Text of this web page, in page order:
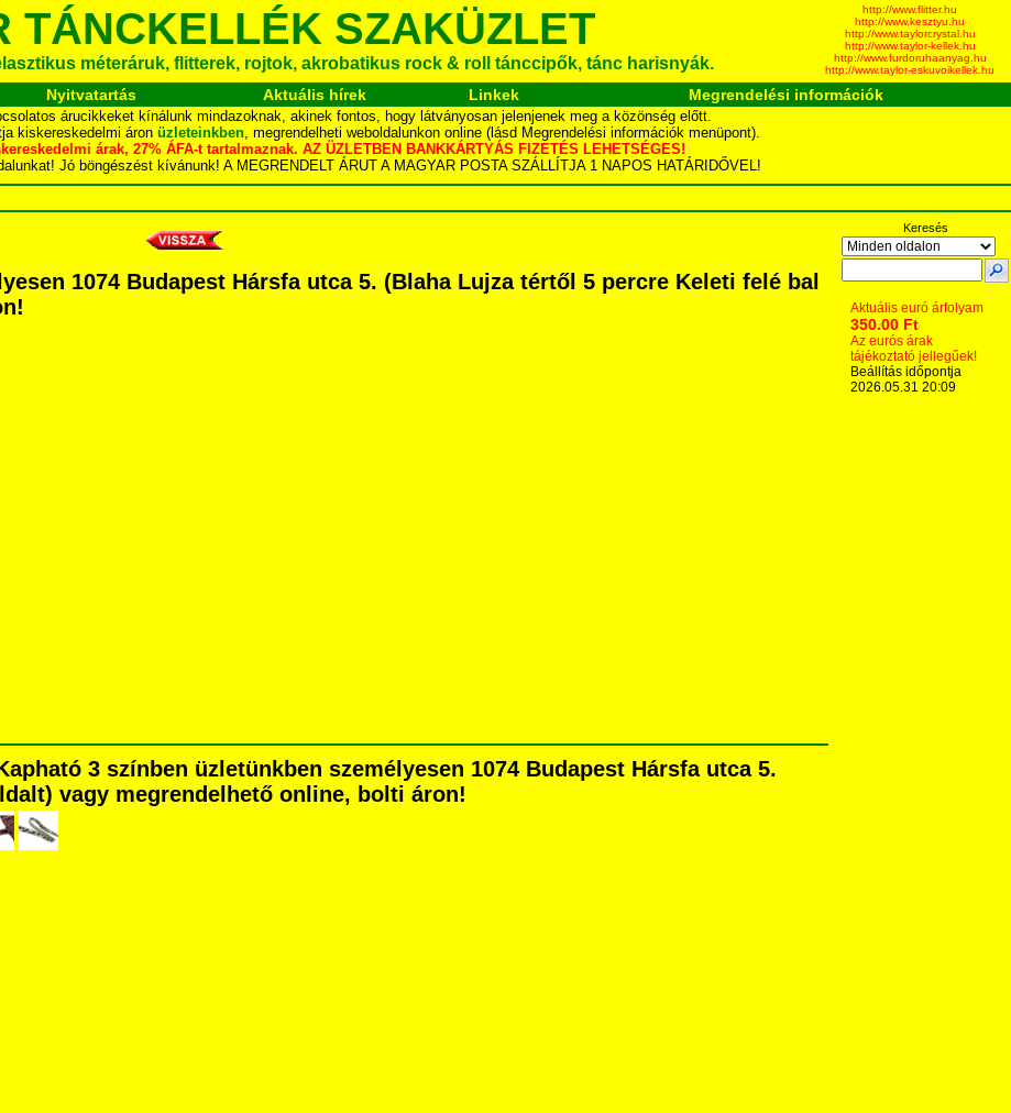
TÁNCKELLÉK SZAKÜZLET
méteráruk, flitterek, rojtok, akrobatikus rock & roll tánccipők, tánc harisnyák.
http://www.flitter.hu
http://www.kesztyu.hu
http://www.taylorcrystal.hu
http://www.taylor-kellek.hu
http://www.furdoruhaanyag.hu
http://www.taylor-eskuvoikellek.hu
Nyitvatartás Aktuális hírek Linkek Megrendelési információk
árucikkeket kínálunk mindazoknak, akinek fontos, hogy látványosan jelenjenek meg a közönség előtt.
kiskereskedelmi áron üzleteinkben, megrendelheti weboldalunkon online (lásd Megrendelési információk menüpont).
árak, 27% ÁFA-t tartalmaznak. AZ ÜZLETBEN BANKKÁRTYÁS FIZETÉS LEHETSÉGES!
Jó böngészést kívánunk! A MEGRENDELT ÁRUT A MAGYAR POSTA SZÁLLÍTJA 1 NAPOS HATÁRIDŐVEL!
1074 Budapest Hársfa utca 5. (Blaha Lujza tértől 5 percre Keleti felé bal
3 színben üzletünkben személyesen 1074 Budapest Hársfa utca 5.
vagy megrendelhető online, bolti áron!
Keresés
Aktuális euró árfolyam
350.00 Ft
Az eurós árak
tájékoztató jellegűek!
Beállítás időpontja
2026.05.31 20:09